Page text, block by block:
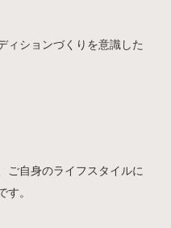
ィションづくりを意識した
ご自身のライフスタイルに
す。